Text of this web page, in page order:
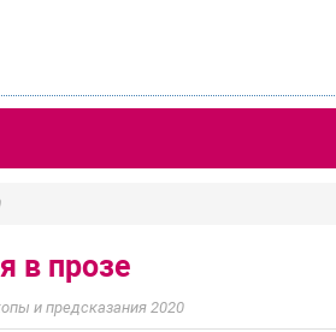
в прозе
и предсказания 2020